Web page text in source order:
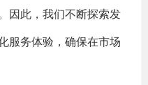
因此，我们不断探索发
服务体验，确保在市场